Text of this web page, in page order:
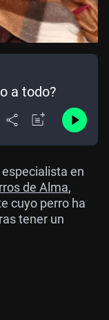
a todo?
en
de Alma,
cuyo perro ha
tener un